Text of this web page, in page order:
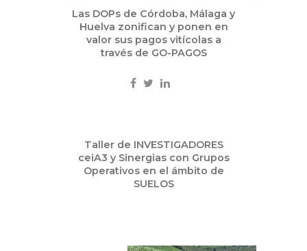
Las DOPs de Córdoba, Málaga y
Huelva zonifican y ponen en
valor sus pagos vitícolas a
través de GO-PAGOS
14 Taller de INVESTIGADORES
ceiA3 y Sinergias con Grupos
Operativos en el ámbito de
SUELOS